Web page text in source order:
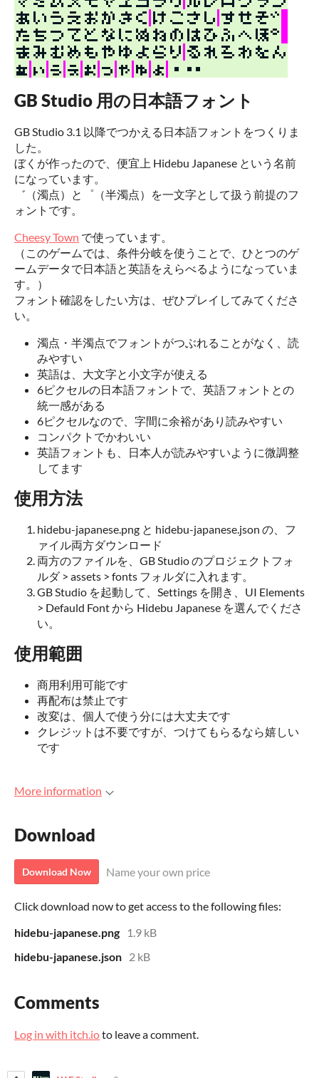
GB Studio 用の日本語フォント
GB Studio 3.1 以降でつかえる日本語フォントをつくりま
した。
ぼくが作ったので、便宜上 Hidebu Japanese という名前
になっています。
゛（濁点）と゜（半濁点）を一文字として扱う前提のフ
ォントです。
Cheesy Town で使っています。
（このゲームでは、条件分岐を使うことで、ひとつのゲ
ームデータで日本語と英語をえらべるようになっていま
す。）
フォント確認をしたい方は、ぜひプレイしてみてくださ
い。
濁点・半濁点でフォントがつぶれることがなく、読
みやすい
英語は、大文字と小文字が使える
6ピクセルの日本語フォントで、英語フォントとの
統一感がある
6ピクセルなので、字間に余裕があり読みやすい
コンパクトでかわいい
英語フォントも、日本人が読みやすいように微調整
してます
使用方法
hidebu-japanese.png と hidebu-japanese.json の、フ
ァイル両方ダウンロード
両方のファイルを、GB Studio のプロジェクトフォ
ルダ > assets > fonts フォルダに入れます。
GB Studio を起動して、Settings を開き、UI Elements
> Defauld Font から Hidebu Japanese を選んでくださ
い。
使用範囲
商用利用可能です
再配布は禁止です
改変は、個人で使う分には大丈夫です
クレジットは不要ですが、つけてもらるなら嬉しい
です
More information
Download
Download Now Name your own price
Click download now to get access to the following files:
hidebu-japanese.png
1.9 kB
hidebu-japanese.json 2 kB
Comments
Log in with itch.ioto leave a comment.